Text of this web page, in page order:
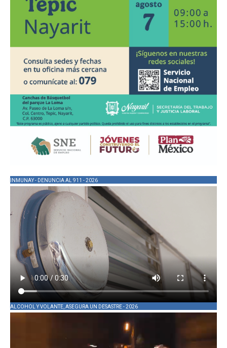
INMUNAY - DENUNCIA AL 911 - 2026
ALCOHOL Y VOLANTE, ASEGURA UN DESASTRE - 2026